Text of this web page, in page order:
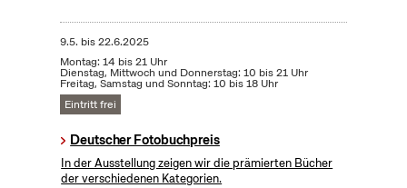
9.5. bis22.6.2025
Montag: 14 bis 21 Uhr
Dienstag, Mittwoch und Donnerstag: 10 bis 21 Uhr
Freitag, Samstag und Sonntag: 10 bis 18 Uhr
Eintritt frei
Deutscher Fotobuchpreis
In der Ausstellung zeigen wir die prämierten Bücher
der verschiedenen Kategorien.